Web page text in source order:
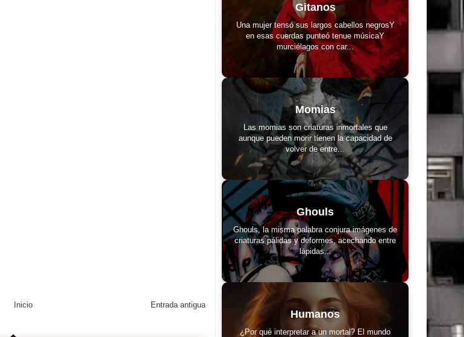
Entrada antigua
Inicio
Gitanos
Una mujer tensó sus largos cabellos negrosY
en esas cuerdas punteó tenue músicaY
murciélagos con car...
Momias
Las momias son criaturas inmortales que
aunque pueden morir tienen la capacidad de
volver de entre...
Ghouls
Ghouls, la misma palabra conjura imágenes de
criaturas pálidas y deformes, acechando entre
lápidas...
Humanos
¿Por qué interpretar a un mortal? El mundo